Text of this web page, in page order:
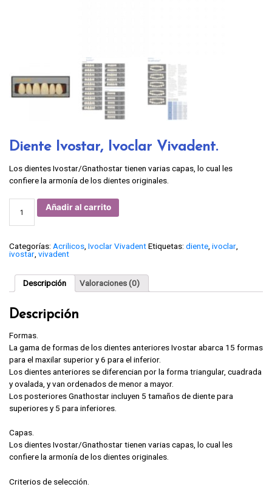
Diente Ivostar, Ivoclar Vivadent.
Los dientes Ivostar/Gnathostar tienen varias capas, lo cual les
confiere la armonía de los dientes originales.
Diente
Ivostar,
Ivoclar
Vivadent.
Añadir al carrito
Categorías: Acrilicos, Ivoclar VivadentEtiquetas: diente, ivoclar,
ivostar, vivadent
Descripción Valoraciones (0)
Descripción
Formas.
La gama de formas de los dientes anteriores Ivostar abarca 15 formas
para el maxilar superior y 6 para el inferior.
Los dientes anteriores se diferencian por la forma triangular, cuadrada
y ovalada, y van ordenados de menor a mayor.
Los posteriores Gnathostar incluyen 5 tamaños de diente para
superiores y 5 para inferiores.
Capas.
Los dientes Ivostar/Gnathostar tienen varias capas, lo cual les
confiere la armonía de los dientes originales.
Criterios de selección.